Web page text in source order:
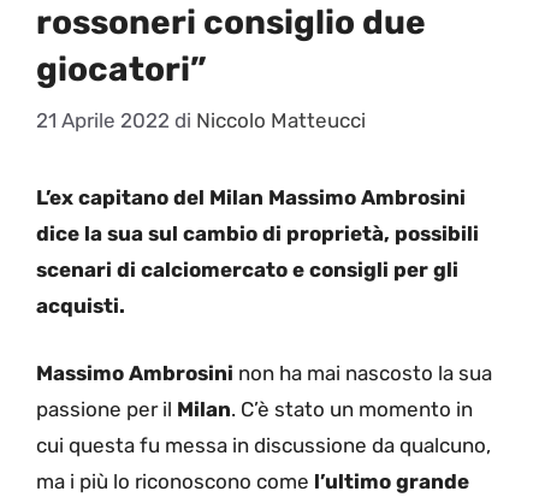
rossoneri consiglio due
giocatori”
21 Aprile 2022 di Niccolo Matteucci
L’ex capitano del Milan Massimo Ambrosini
dice la sua sul cambio di proprietà, possibili
scenari di calciomercato e consigli per gli
acquisti.
Massimo Ambrosini non ha mai nascosto la sua
passione per il Milan. C’è stato un momento in
cui questa fu messa in discussione da qualcuno,
ma i più lo riconoscono come l’ultimo grande